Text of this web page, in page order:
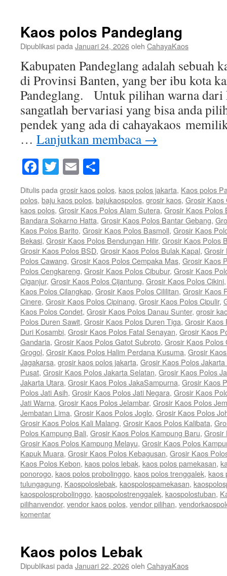
Kaos polos Pandeglang
Dipublikasi pada Januari 24, 2026oleh CahayaKaos
Kabupaten Pandeglang adalah sebuah
di Provinsi Banten, yang ber ibu kota
Pandeglang. Untuk pilihan warna dari
sangatlah bervariasi yang bisa anda
pendek yang ada di cahayakaos
… Lanjutkan membaca →
Facebook
Twitter
Email
Ditulis pada grosir kaos polos, kaos polos jakarta, Kaos polos
polos, baju kaos polos, bajukaospolos, grosir kaos, Grosir Kaos
kaos polos, Grosir Kaos Polos Alam Sutera, Grosir Kaos Polos
Bandara Sokarno Hatta, Grosir Kaos Polos Bantar Gebang,
Kaos Polos Barito, Grosir Kaos Polos Basmoll, Grosir Kaos
Bekasi, Grosir Kaos Polos Bendungan Hilir, Grosir Kaos Polos
Grosir Kaos Polos BSD, Grosir Kaos Polos Bulak Kapal, Grosir
Polos Cawang, Grosir Kaos Polos Cempaka Mas, Grosir Kaos
Polos Cengkareng, Grosir Kaos Polos Cibubur, Grosir Kaos
Ciganjur, Grosir Kaos Polos Cijantung, Grosir Kaos Polos Cikini
Kaos Polos Cilangkap, Grosir Kaos Polos Cililitan, Grosir Kaos
Cinere, Grosir Kaos Polos Cipinang, Grosir Kaos Polos Cipulir,
Kaos Polos Condet, Grosir Kaos Polos Danau Sunter, grosir
Polos Duren Sawit, Grosir Kaos Polos Duren Tiga, Grosir Kaos
Duri Kosambi, Grosir Kaos Polos Fatal Senayan, Grosir Kaos
Gandaria, Grosir Kaos Polos Gatot Subroto, Grosir Kaos Polos
Grogol, Grosir Kaos Polos Halim Perdana Kusuma, Grosir
Jagakarsa, grosir kaos polos jakarta, Grosir Kaos Polos
Pusat, Grosir Kaos Polos Jakarta Selatan, Grosir Kaos Polos
Jakarta Utara, Grosir Kaos Polos JakaSampurna, Grosir Kaos
Polos Jati Asih, Grosir Kaos Polos Jati Negara, Grosir Kaos
Jati Warna, Grosir Kaos Polos Jelambar, Grosir Kaos Polos
Jembatan Lima, Grosir Kaos Polos Joglo, Grosir Kaos Polos
Grosir Kaos Polos Kali Malang, Grosir Kaos Polos Kalibata,
Polos Kampung Bali, Grosir Kaos Polos Kampung Baru, Grosir
Grosir Kaos Polos Kampung Melayu, Grosir Kaos Polos
Kapuk Muara, Grosir Kaos Polos Kebagusan, Grosir Kaos
Kaos Polos Kebon, kaos polos lebak, kaos polos pamekasan,
ponorogo, kaos polos probolinggo, kaos polos trenggalek, kaos
tulungagung, Kaospoloslebak, kaospolospamekasan,
kaospolosprobolinggo, kaospolostrenggalek, kaospolostuban,
pilihanvendor, vendor kaos polos, vendor pilihan,
komentar
Kaos polos Lebak
Dipublikasi pada Januari 22, 2026oleh CahayaKaos